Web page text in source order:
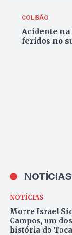
COLISÃO
Acidente na
feridos no
NOTÍCIAS
Morre Israel
Campos, um
história do